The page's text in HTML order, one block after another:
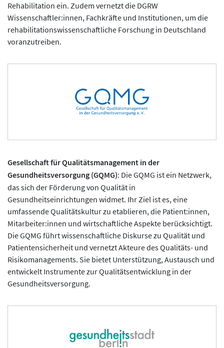
Rehabilitation ein. Zudem vernetzt die DGRW
Wissenschaftler:innen, Fachkräfte und Institutionen, um die
rehabilitationswissenschaftliche Forschung in Deutschland
voranzutreiben.
Gesellschaft für Qualitätsmanagement in der
Gesundheitsversorgung (GQMG): Die GQMG ist ein Netzwerk,
das sich der Förderung von Qualität in
Gesundheitseinrichtungen widmet. Ihr Ziel ist es, eine
umfassende Qualitätskultur zu etablieren, die Patient:innen,
Mitarbeiter:innen und wirtschaftliche Aspekte berücksichtigt.
Die GQMG führt wissenschaftliche Diskurse zu Qualität und
Patientensicherheit und vernetzt Akteure des Qualitäts- und
Risikomanagements. Sie bietet Unterstützung, Austausch und
entwickelt Instrumente zur Qualitätsentwicklung in der
Gesundheitsversorgung.